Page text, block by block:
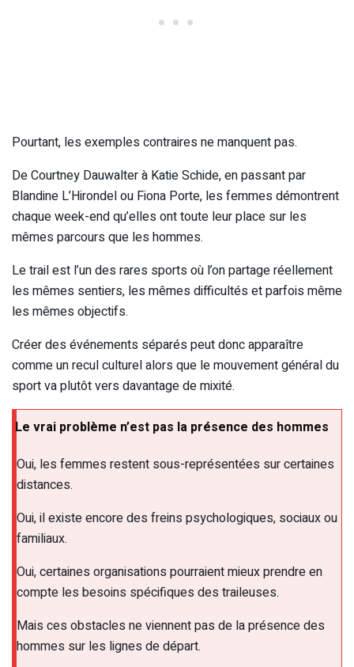
Pourtant, les exemples contraires ne manquent pas.
De Courtney Dauwalter à Katie Schide, en passant par
Blandine L’Hirondel ou Fiona Porte, les femmes démontrent
chaque week-end qu’elles ont toute leur place sur les
mêmes parcours que les hommes.
Le trail est l’un des rares sports où l’on partage réellement
les mêmes sentiers, les mêmes difficultés et parfois même
les mêmes objectifs.
Créer des événements séparés peut donc apparaître
comme un recul culturel alors que le mouvement général du
sport va plutôt vers davantage de mixité.
Le vrai problème n’est pas la présence des hommes
Oui, les femmes restent sous-représentées sur certaines
distances.
Oui, il existe encore des freins psychologiques, sociaux ou
familiaux.
Oui, certaines organisations pourraient mieux prendre en
compte les besoins spécifiques des traileuses.
Mais ces obstacles ne viennent pas de la présence des
hommes sur les lignes de départ.